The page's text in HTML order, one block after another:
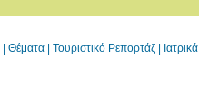
|Θέματα |Τουριστικό Ρεπορτάζ